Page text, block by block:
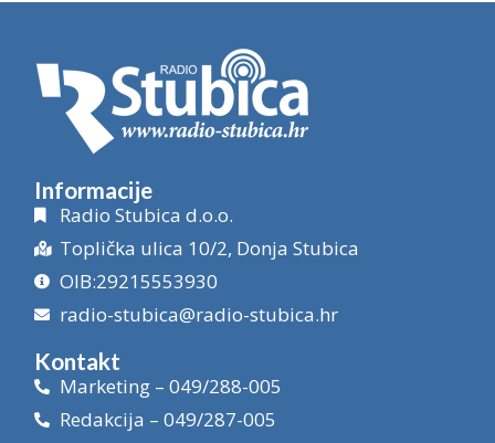
Informacije
Radio Stubica d.o.o.
Toplička ulica 10/2, Donja Stubica
OIB:29215553930
radio-stubica@radio-stubica.hr
Kontakt
Marketing – 049/288-005
Redakcija – 049/287-005